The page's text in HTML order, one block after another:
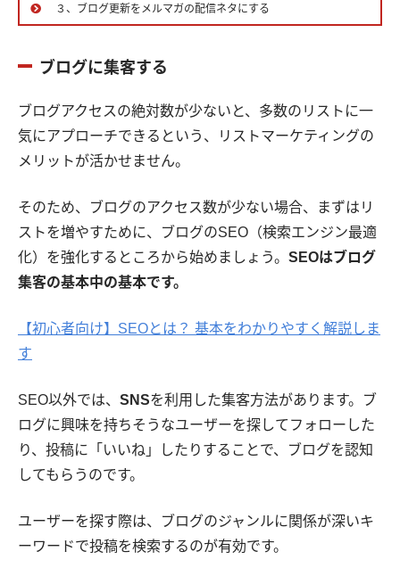
３、ブログ更新をメルマガの配信ネタにする
ブログに集客する
ブログアクセスの絶対数が少ないと、多数のリストに一
気にアプローチできるという、リストマーケティングの
メリットが活かせません。
そのため、ブログのアクセス数が少ない場合、まずはリ
ストを増やすために、ブログのSEO（検索エンジン最適
化）を強化するところから始めましょう。 SEOはブログ
集客の基本中の基本です。
【初心者向け】SEOとは？ 基本をわかりやすく解説しま
す
SEO以外では、 SNSを利用した集客方法があります。ブ
ログに興味を持ちそうなユーザーを探してフォローした
り、投稿に「いいね」したりすることで、ブログを認知
してもらうのです。
ユーザーを探す際は、ブログのジャンルに関係が深いキ
ーワードで投稿を検索するのが有効です。